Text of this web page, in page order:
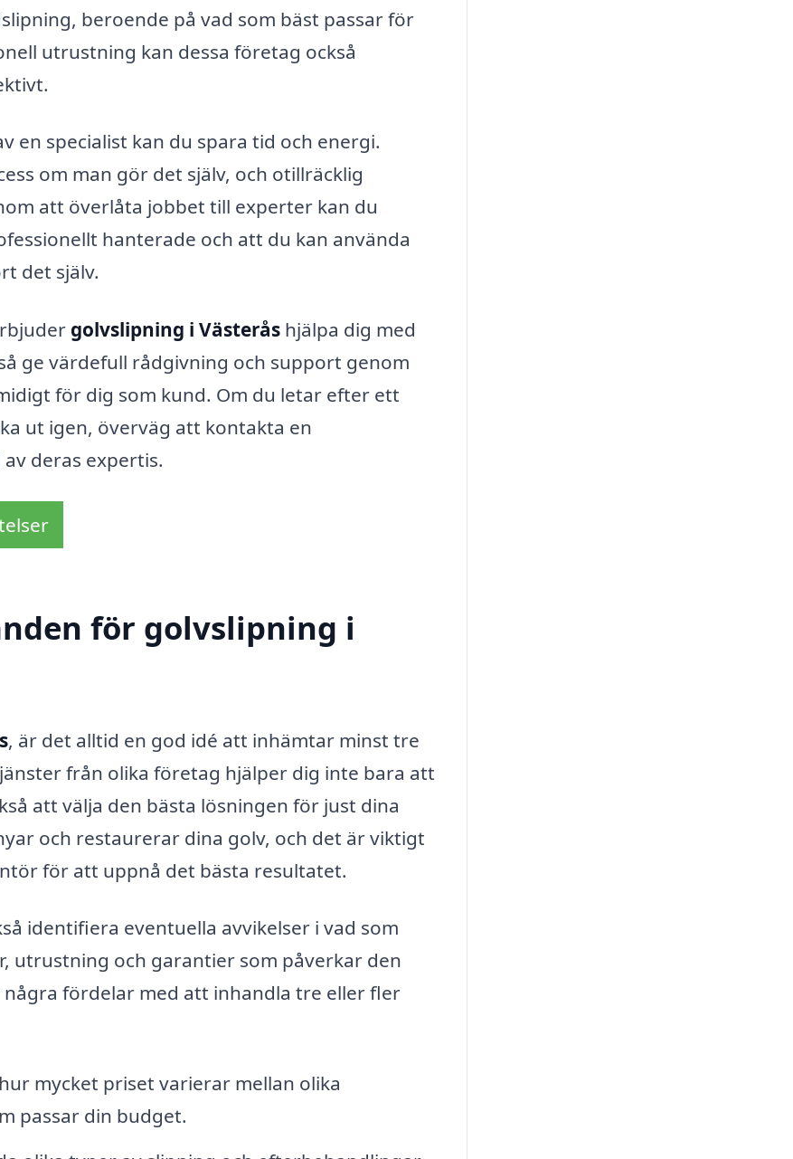
beroende på vad som bäst passar för
utrustning kan dessa företag också
en specialist kan du spara tid och energi.
om man gör det själv, och otillräcklig
att överlåta jobbet till experter kan du
hanterade och att du kan använda
det själv.
golvslipning i Västerås hjälpa dig med
ge värdefull rådgivning och support genom
för dig som kund. Om du letar efter ett
ut igen, överväg att kontakta en
deras expertis.
för golvslipning i
, är det alltid en god idé att inhämtar minst tre
från olika företag hjälper dig inte bara att
att välja den bästa lösningen för just dina
och restaurerar dina golv, och det är viktigt
för att uppnå det bästa resultatet.
identifiera eventuella avvikelser i vad som
utrustning och garantier som påverkar den
fördelar med att inhandla tre eller fler
mycket priset varierar mellan olika
passar din budget.